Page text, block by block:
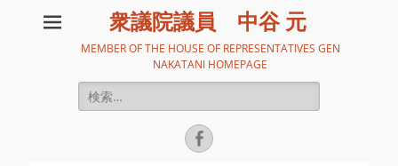
衆議院議員 中谷 元
MEMBER OF THE HOUSE OF REPRESENTATIVES GEN
NAKATANI HOMEPAGE
検
索:
Facebook